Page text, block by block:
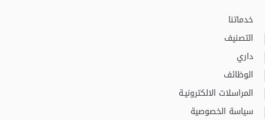
خدماتنا
التصنيف
داري
الوظائف
المراسلات الالكترونيـة
سياسة الخصوصية